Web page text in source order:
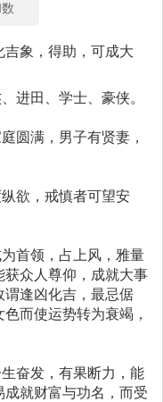
象，得助，可成大
进田、学士、豪侠。
圆满，男子有贤妻，
欲，戒慎者可望安
首领，占上风，雅量
获众人尊仰，成就大事
谓逢凶化吉，最忌倨
而使运势转为衰竭，
奋发，有果断力，能
就财富与功名，而受